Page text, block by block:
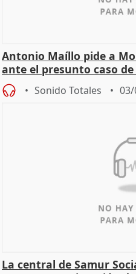
Antonio Maíllo pide a
ante el presunto caso de
Sonido Totales
La central de Samur